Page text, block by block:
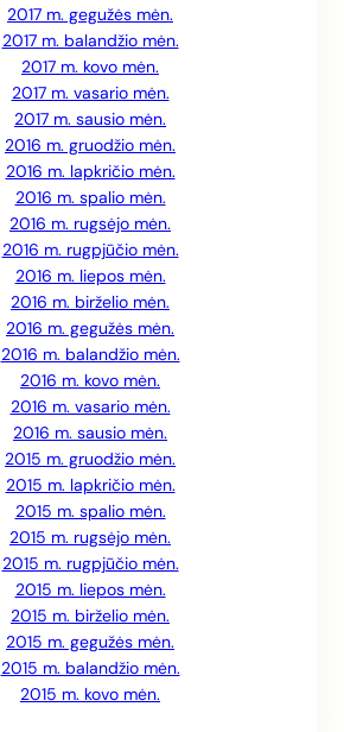
2017 m. gegužės mėn.
2017 m. balandžio mėn.
2017 m. kovo mėn.
2017 m. vasario mėn.
2017 m. sausio mėn.
2016 m. gruodžio mėn.
2016 m. lapkričio mėn.
2016 m. spalio mėn.
2016 m. rugsėjo mėn.
2016 m. rugpjūčio mėn.
2016 m. liepos mėn.
2016 m. birželio mėn.
2016 m. gegužės mėn.
2016 m. balandžio mėn.
2016 m. kovo mėn.
2016 m. vasario mėn.
2016 m. sausio mėn.
2015 m. gruodžio mėn.
2015 m. lapkričio mėn.
2015 m. spalio mėn.
2015 m. rugsėjo mėn.
2015 m. rugpjūčio mėn.
2015 m. liepos mėn.
2015 m. birželio mėn.
2015 m. gegužės mėn.
2015 m. balandžio mėn.
2015 m. kovo mėn.